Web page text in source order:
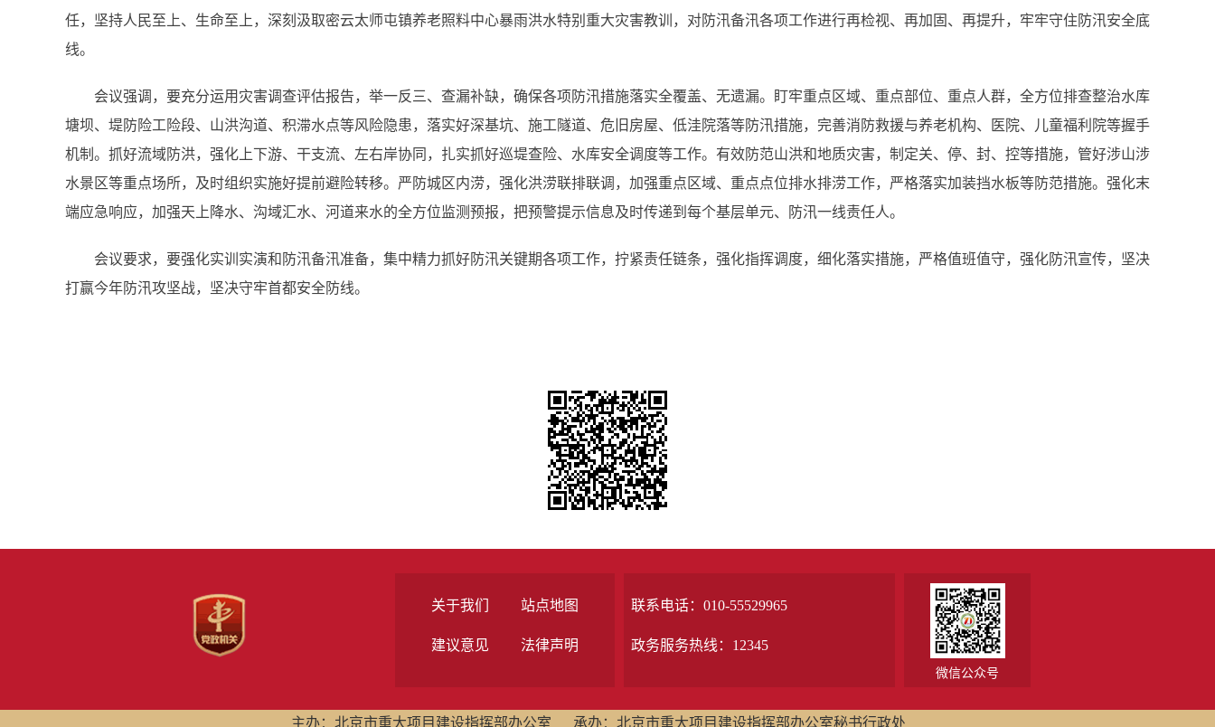
任，坚持人民至上、生命至上，深刻汲取密云太师屯镇养老照料中心暴雨洪水特别重大灾害教训，对防汛备汛各项工作进行再检视、再加固、再提升，牢牢守住防汛安全底
线。
会议强调，要充分运用灾害调查评估报告，举一反三、查漏补缺，确保各项防汛措施落实全覆盖、无遗漏。盯牢重点区域、重点部位、重点人群，全方位排查整治水库
塘坝、堤防险工险段、山洪沟道、积滞水点等风险隐患，落实好深基坑、施工隧道、危旧房屋、低洼院落等防汛措施，完善消防救援与养老机构、医院、儿童福利院等握手
机制。抓好流域防洪，强化上下游、干支流、左右岸协同，扎实抓好巡堤查险、水库安全调度等工作。有效防范山洪和地质灾害，制定关、停、封、控等措施，管好涉山涉
水景区等重点场所，及时组织实施好提前避险转移。严防城区内涝，强化洪涝联排联调，加强重点区域、重点点位排水排涝工作，严格落实加装挡水板等防范措施。强化末
端应急响应，加强天上降水、沟域汇水、河道来水的全方位监测预报，把预警提示信息及时传递到每个基层单元、防汛一线责任人。
会议要求，要强化实训实演和防汛备汛准备，集中精力抓好防汛关键期各项工作，拧紧责任链条，强化指挥调度，细化落实措施，严格值班值守，强化防汛宣传，坚决
打赢今年防汛攻坚战，坚决守牢首都安全防线。
关于我们 站点地图
建议意见 法律声明
联系电话：010-55529965
政务服务热线：12345
微信公众号
主办：北京市重大项目建设指挥部办公室 承办：北京市重大项目建设指挥部办公室秘书行政处